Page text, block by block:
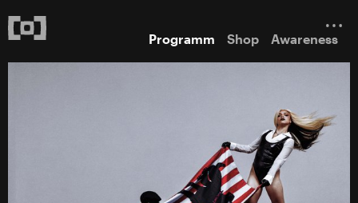
Programm Shop Awareness